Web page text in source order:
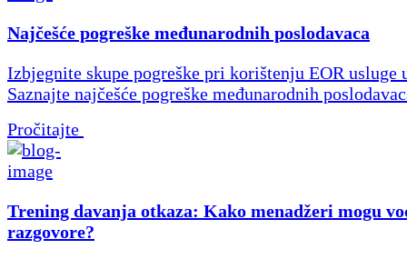
Najčešće pogreške međunarodnih poslodavaca
Izbjegnite skupe pogreške pri korištenju EOR usluge
Saznajte najčešće pogreške međunarodnih
Pročitajte
Trening davanja otkaza: Kako menadžeri mogu
razgovore?